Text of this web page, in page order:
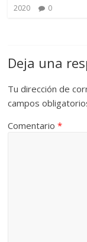
2020
0
Deja una
Tu dirección de
campos
Comentario*